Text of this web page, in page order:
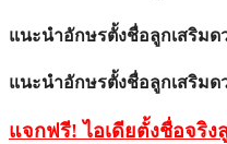
แนะนำอักษรตั้งชื่อลูกเสริมด
แนะนำอักษรตั้งชื่อลูกเสริม
แจกฟรี! ไอเดียตั้งชื่อจริง